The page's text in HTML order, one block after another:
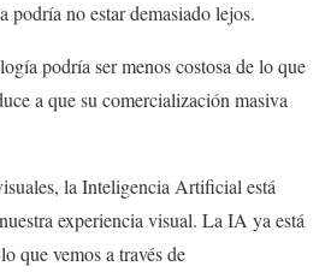
podría no estar demasiado lejos.
podría ser menos costosa de lo que
a que su comercialización masiva
la Inteligencia Artificial está
experiencia visual. La IA ya está
que vemos a través de